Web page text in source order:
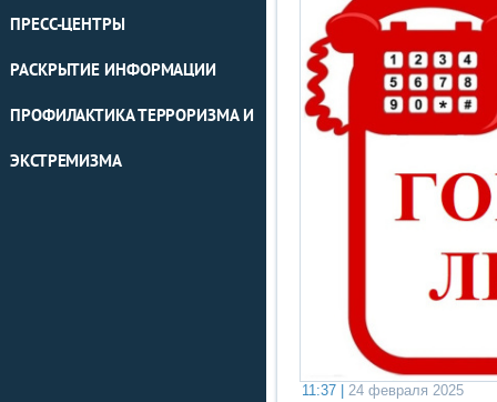
ПРЕСС-ЦЕНТРЫ
РАСКРЫТИЕ ИНФОРМАЦИИ
ПРОФИЛАКТИКА ТЕРРОРИЗМА И
ЭКСТРЕМИЗМА
11:37 |
24 февраля 2025